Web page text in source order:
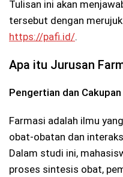
Tulisan ini akan
tersebut dengan
https://pafi.id/.
Apa itu Jurusan
Pengertian dan Cakupan
Farmasi adalah ilmu
obat-obatan dan
Dalam studi ini,
proses sintesis obat,